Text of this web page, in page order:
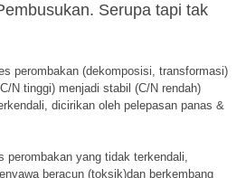
Serupa tapi tak
perombakan (dekomposisi, transformasi)
N tinggi) menjadi stabil (C/N rendah)
dicirikan oleh pelepasan panas &
perombakan yang tidak terkendali,
beracun (toksik)dan berkembang